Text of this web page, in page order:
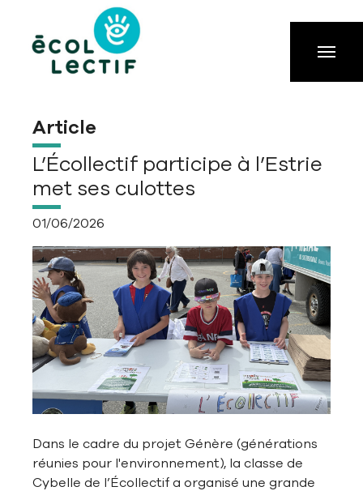
Aller à la navigation principale
Aller au contenu principal
Passer au pied de page
Article
L’Écollectif participe à l’Estrie
met ses culottes
01/06/2026
Dans le cadre du projet Génère (générations
réunies pour l'environnement), la classe de
Cybelle de l’Écollectif a organisé une grande